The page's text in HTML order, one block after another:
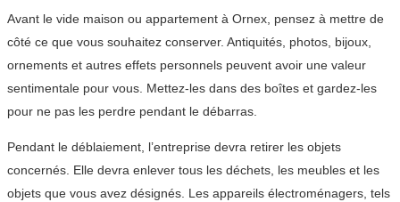
Avant le vide maison ou appartement à Ornex, pensez à mettre de
côté ce que vous souhaitez conserver. Antiquités, photos, bijoux,
ornements et autres effets personnels peuvent avoir une valeur
sentimentale pour vous. Mettez-les dans des boîtes et gardez-les
pour ne pas les perdre pendant le débarras.
Pendant le déblaiement, l’entreprise devra retirer les objets
concernés. Elle devra enlever tous les déchets, les meubles et les
objets que vous avez désignés. Les appareils électroménagers, tels